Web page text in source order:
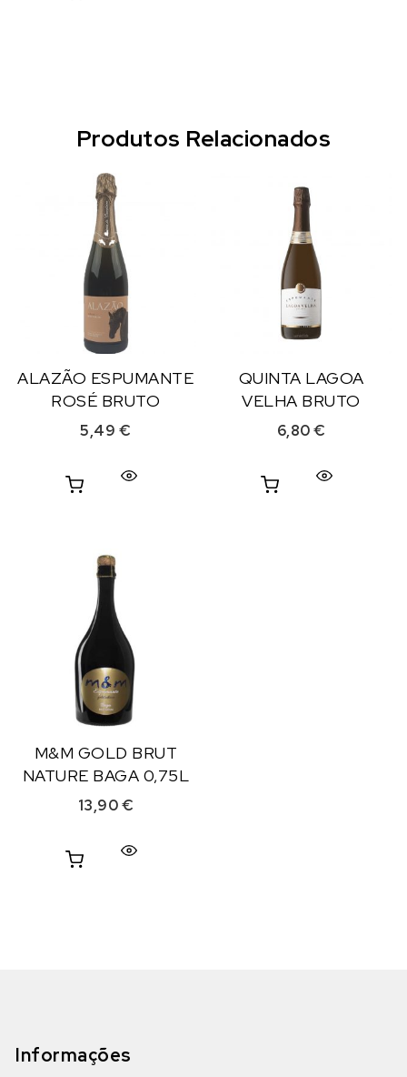
Produtos Relacionados
ALAZÃO ESPUMANTE
ROSÉ BRUTO
5,49 €
QUINTA LAGOA
VELHA BRUTO
6,80€
M&M GOLD BRUT
NATURE BAGA 0,75L
13,90€
Informações